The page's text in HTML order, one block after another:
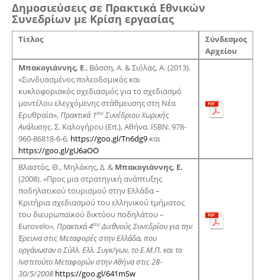
Δημοσιεύσεις σε Πρακτικά Εθνικών
Συνεδρίων με Κρίση εργασίας
Τίτλος
Σύνδεσμος
Αρχείου
Μπακογιάννης, E., Βάσση, Α. & Σιόλας, Α. (2013).
«Συνδυασμένος πολεοδομικός και
κυκλοφοριακός σχεδιασμός για το σχεδιασμό
μοντέλου ελεγχόμενης στάθμευσης στη Νέα
Ερυθραία»,Πρακτικά 1ου Συνέδριου Χωρικής
Ανάλυσης, Σ. Καλογήρου (Επ.), Αθήνα. ISBN: 978-
960-86818-6-6, https://goo.gl/Tn6dg9 και
https://goo.gl/gU6aOO
Βλαστός, Θ., Μηλάκης, Δ. & Μπακογιάννης, Ε.
(2008). «Προς μια στρατηγική ανάπτυξης
ποδηλατικού τουρισμού στην Ελλάδα –
Κριτήρια σχεδιασμού του ελληνικού τμήματος
του διευρωπαϊκού δικτύου ποδηλάτου –
Eurovelo», Πρακτικά 4ουΔιεθνούς Συνεδρίου για την
Έρευνα στις Μεταφορές στην Ελλάδα, που
οργάνωσαν ο Σύλλ. Ελλ. Συγκ/γων, το Ε.Μ.Π. και το
Ινστιτούτο Μεταφορών στην Αθήνα στις 28-
30/5/2008 https://goo.gl/641mSw